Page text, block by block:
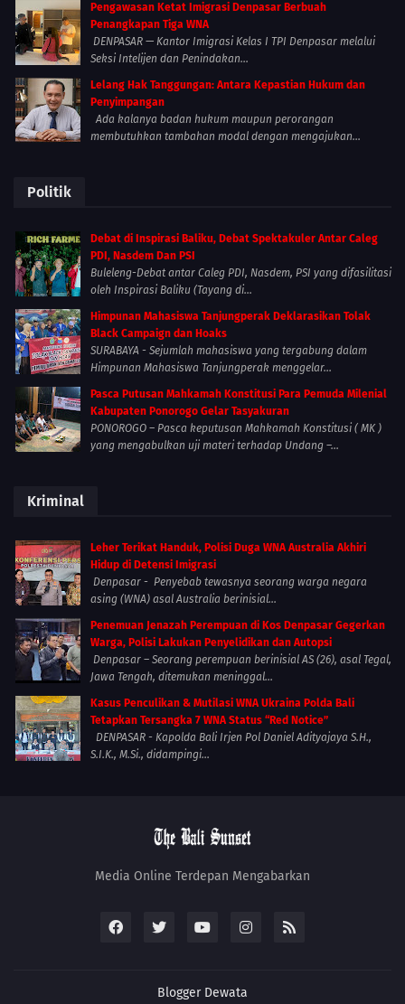
Pengawasan Ketat Imigrasi Denpasar Berbuah
Penangkapan Tiga WNA
DENPASAR — Kantor Imigrasi Kelas I TPI Denpasar melalui
Seksi Intelijen dan Penindakan...
Lelang Hak Tanggungan: Antara Kepastian Hukum dan
Penyimpangan
Ada kalanya badan hukum maupun perorangan
membutuhkan tambahan modal dengan mengajukan...
Politik
Debat di Inspirasi Baliku, Debat Spektakuler Antar Caleg
PDI, Nasdem Dan PSI
Buleleng-Debat antar Caleg PDI, Nasdem, PSI yang difasilitasi
oleh Inspirasi Baliku (Tayang di...
Himpunan Mahasiswa Tanjungperak Deklarasikan Tolak
Black Campaign dan Hoaks
SURABAYA - Sejumlah mahasiswa yang tergabung dalam
Himpunan Mahasiswa Tanjungperak menggelar...
Pasca Putusan Mahkamah Konstitusi Para Pemuda Milenial
Kabupaten Ponorogo Gelar Tasyakuran
PONOROGO – Pasca keputusan Mahkamah Konstitusi ( MK )
yang mengabulkan uji materi terhadap Undang –...
Kriminal
Leher Terikat Handuk, Polisi Duga WNA Australia Akhiri
Hidup di Detensi Imigrasi
Denpasar - Penyebab tewasnya seorang warga negara
asing (WNA) asal Australia berinisial...
Penemuan Jenazah Perempuan di Kos Denpasar Gegerkan
Warga, Polisi Lakukan Penyelidikan dan Autopsi
Denpasar – Seorang perempuan berinisial AS (26), asal Tegal,
Jawa Tengah, ditemukan meninggal...
Kasus Penculikan & Mutilasi WNA Ukraina Polda Bali
Tetapkan Tersangka 7 WNA Status “Red Notice”
DENPASAR - Kapolda Bali Irjen Pol Daniel Adityajaya S.H.,
S.I.K., M.Si., didampingi...
Media Online Terdepan Mengabarkan
Blogger Dewata